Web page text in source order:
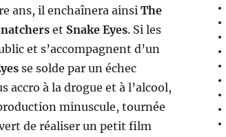
ans, il enchaînera ainsi The
et Snake Eyes. Si les
et s’accompagnent d’un
se solde par un échec
accro à la drogue et à l’alcool,
minuscule, tournée
de réaliser un petit film